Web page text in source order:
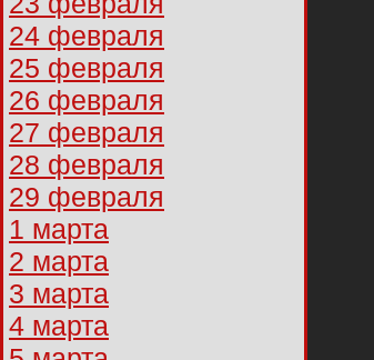
24 февраля
25 февраля
26 февраля
27 февраля
28 февраля
29 февраля
1 марта
2 марта
3 марта
4 марта